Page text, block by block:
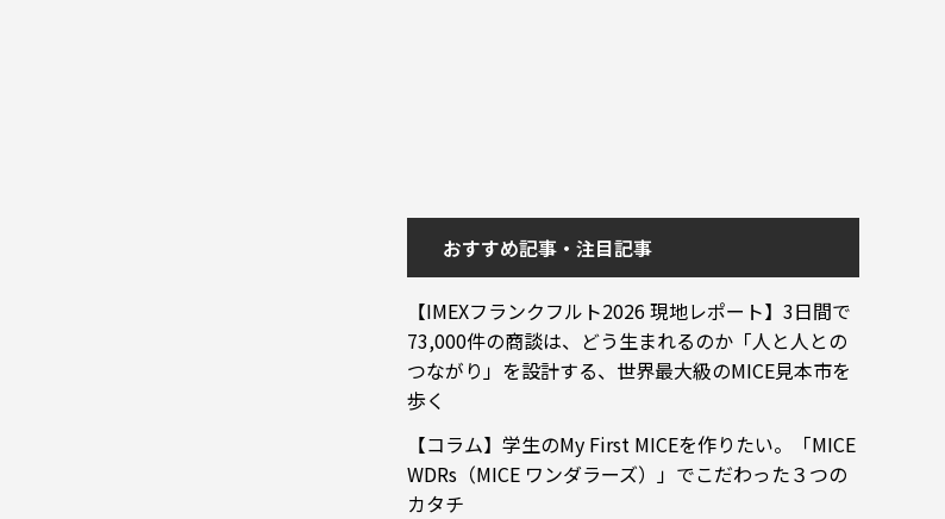
おすすめ記事・注目記事
【IMEXフランクフルト2026 現地レポート】3日間で
73,000件の商談は、どう生まれるのか「人と人との
つながり」を設計する、世界最大級のMICE見本市を
歩く
【コラム】学生のMy First MICEを作りたい。「MICE
WDRs（MICE ワンダラーズ）」でこだわった３つの
カタチ